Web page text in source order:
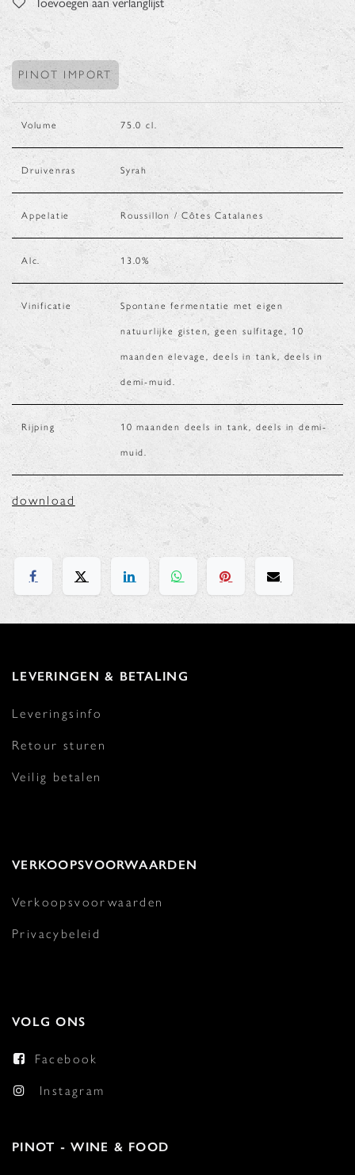
PINOT IMPORT
Volume 75.0 cl.
Druivenras Syrah
Appelatie Roussillon / Côtes Catalanes
Alc. 13.0%
Vinificatie Spontane fermentatie met eigen
natuurlijke gisten, geen sulfitage, 10
maanden elevage, deels in tank, deels in
demi-muid.
Rijping 10 maanden deels in tank, deels in demi-
muid.
download
LEVERINGEN & BETALING
Leveringsinfo
Retour sturen
Veilig betalen
VERKOOPSVOORWAARDEN
Verkoopsvoorwaarden
Privacybeleid
VOLG ONS
Facebook
Instagram
PINOT - WINE & FOOD